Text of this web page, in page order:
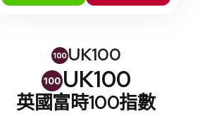
UK100
UK100
英國富時100指數